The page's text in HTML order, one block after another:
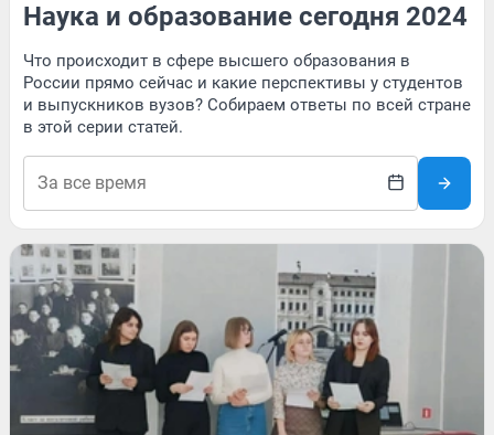
Наука и образование сегодня 2024
Что происходит в сфере высшего образования в
России прямо сейчас и какие перспективы у студентов
и выпускников вузов? Собираем ответы по всей стране
в этой серии статей.